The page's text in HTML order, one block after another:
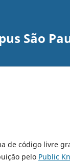
São
de código livre
pelo Public